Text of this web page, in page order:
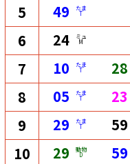
5 49 たま
T
6 24 ミュ
M
7 10 たま
T 28
8 05 たま
T 23
9 29 たま
T 59
10 29 動物
D 59